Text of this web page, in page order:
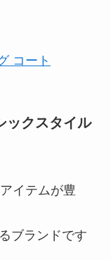
コート
ックスタイル
イテムが豊
ブランドです